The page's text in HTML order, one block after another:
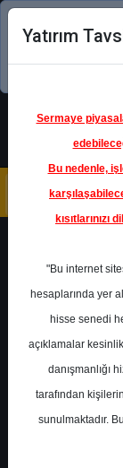
Yatırım
Sermaye
Bu nedenle,
"Bu internet
hesaplarında yer
hisse senedi
açıklamalar
danışmanlığı
tarafından
sunulmaktadır.